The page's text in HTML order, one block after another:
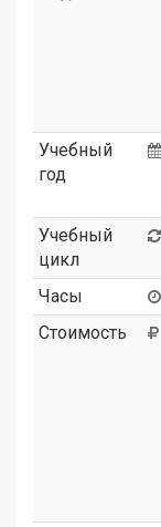
Учебный
год
Учебный
цикл
Часы
Стоимость